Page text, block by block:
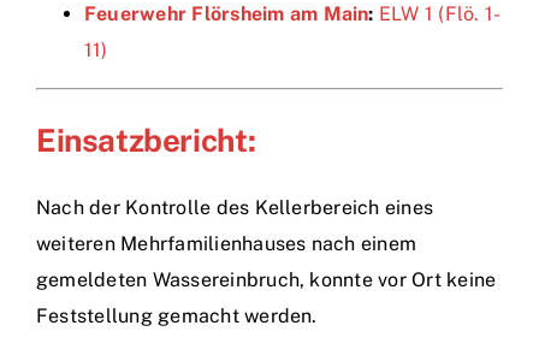
Feuerwehr Flörsheim am Main: ELW 1 (Flö. 1-
11)
Einsatzbericht:
Nach der Kontrolle des Kellerbereich eines
weiteren Mehrfamilienhauses nach einem
gemeldeten Wassereinbruch, konnte vor Ort keine
Feststellung gemacht werden.